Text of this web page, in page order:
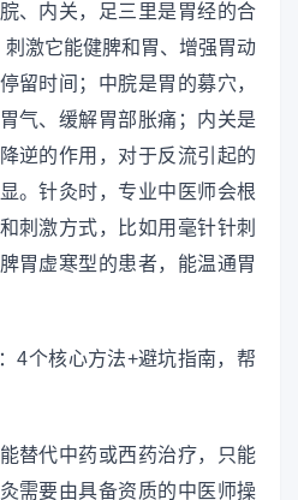
、内关，足三里是胃经的合
刺激它能健脾和胃、增强胃动
留时间；中脘是胃的募穴，
气、缓解胃部胀痛；内关是
逆的作用，对于反流引起的
。针灸时，专业中医师会根
刺激方式，比如用毫针针刺
胃虚寒型的患者，能温通胃
替代中药或西药治疗，只能
需要由具备资质的中医师操